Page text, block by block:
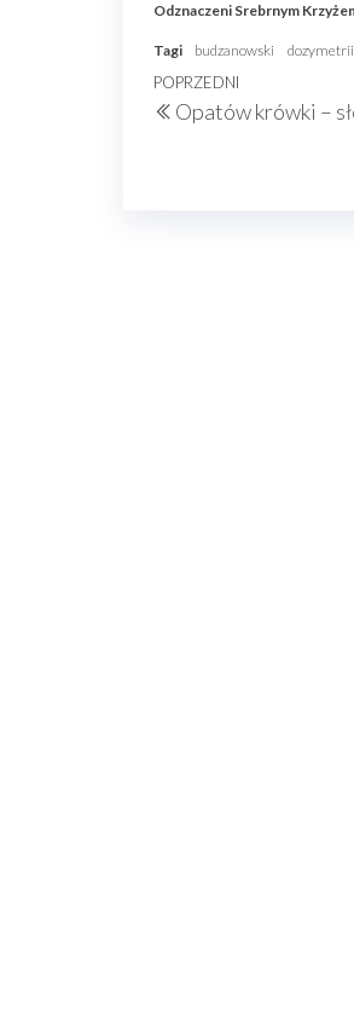
Odznaczeni Srebrnym
Tagi budzanowski dozymetrii
Nawigacja
wpisu
Poprzedni
wpis
POPRZEDNI
Opatów krówki –